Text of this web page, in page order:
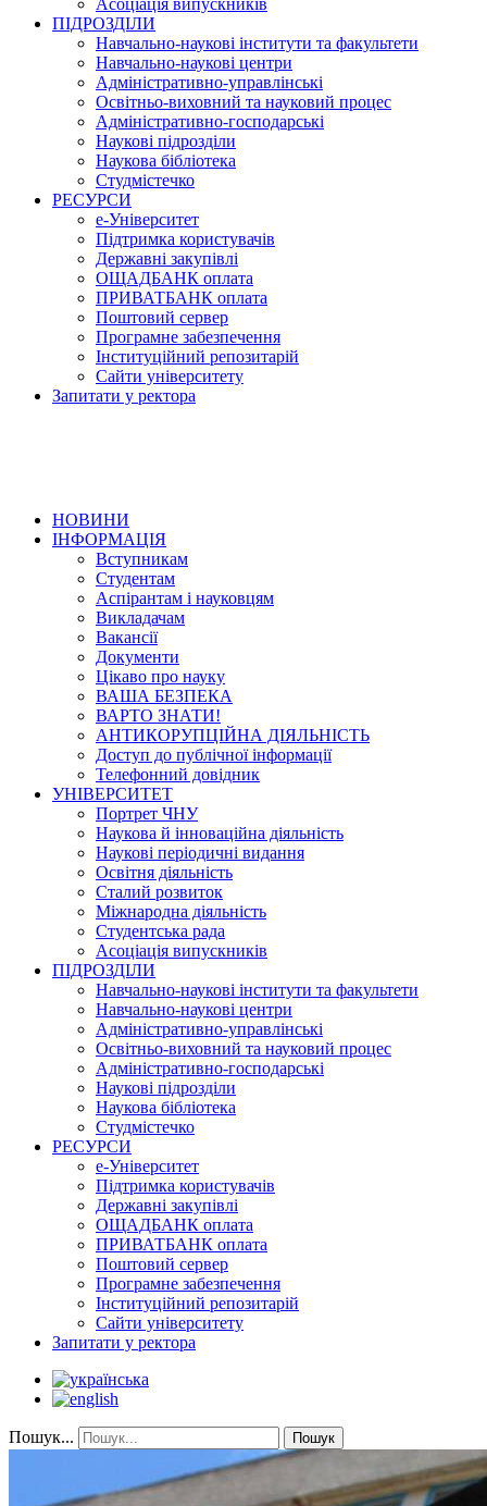
ПІДРОЗДІЛИ
Навчально-наукові інститути та факультети
Навчально-наукові центри
Адміністративно-управлінські
Освітньо-виховний та науковий процес
Адміністративно-господарські
Наукові підрозділи
Наукова бібліотека
Студмістечко
РЕСУРСИ
е-Університет
Підтримка користувачів
Державні закупівлі
ОЩАДБАНК оплата
ПРИВАТБАНК оплата
Поштовий сервер
Програмне забезпечення
Інституційний репозитарій
Сайти університету
Запитати у ректора
НОВИНИ
ІНФОРМАЦІЯ
Вступникам
Студентам
Аспірантам і науковцям
Викладачам
Вакансії
Документи
Цікаво про науку
ВАША БЕЗПЕКА
ВАРТО ЗНАТИ!
АНТИКОРУПЦІЙНА ДІЯЛЬНІСТЬ
Доступ до публічної інформації
Телефонний довідник
УНІВЕРСИТЕТ
Портрет ЧНУ
Наукова й інноваційна діяльність
Наукові періодичні видання
Освітня діяльність
Сталий розвиток
Міжнародна діяльність
Студентська рада
Асоціація випускників
ПІДРОЗДІЛИ
Навчально-наукові інститути та факультети
Навчально-наукові центри
Адміністративно-управлінські
Освітньо-виховний та науковий процес
Адміністративно-господарські
Наукові підрозділи
Наукова бібліотека
Студмістечко
РЕСУРСИ
е-Університет
Підтримка користувачів
Державні закупівлі
ОЩАДБАНК оплата
ПРИВАТБАНК оплата
Поштовий сервер
Програмне забезпечення
Інституційний репозитарій
Сайти університету
Запитати у ректора
Пошук... Пошук